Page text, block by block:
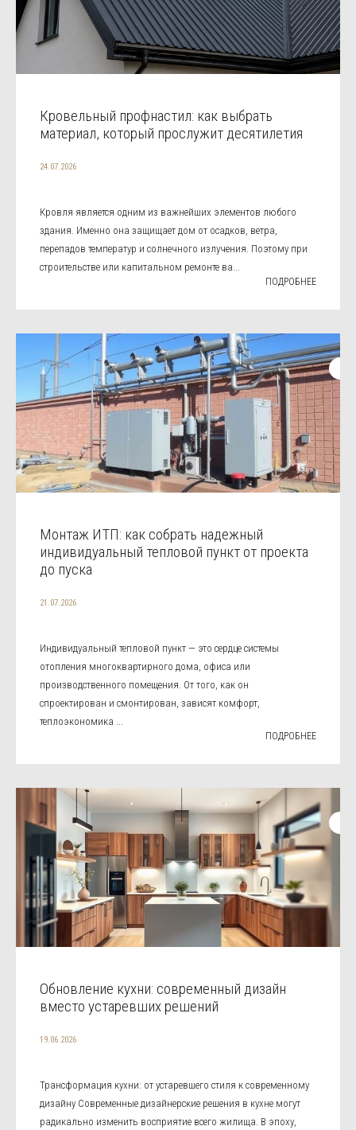
Кровельный профнастил: как выбрать
материал, который прослужит десятилетия
24.07.2026
Кровля является одним из важнейших элементов любого
здания. Именно она защищает дом от осадков, ветра,
перепадов температур и солнечного излучения. Поэтому при
строительстве или капитальном ремонте ва...
ПОДРОБНЕЕ
Монтаж ИТП: как собрать надежный
индивидуальный тепловой пункт от проекта
до пуска
21.07.2026
Индивидуальный тепловой пункт — это сердце системы
отопления многоквартирного дома, офиса или
производственного помещения. От того, как он
спроектирован и смонтирован, зависят комфорт,
теплоэкономика ...
ПОДРОБНЕЕ
Обновление кухни: современный дизайн
вместо устаревших решений
19.06.2026
Трансформация кухни: от устаревшего стиля к современному
дизайну Современные дизайнерские решения в кухне могут
радикально изменить восприятие всего жилища. В эпоху,